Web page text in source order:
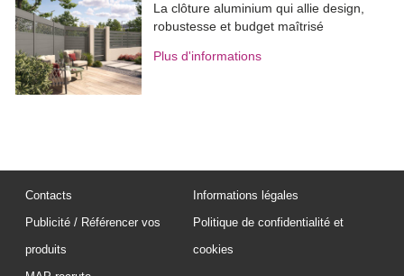
La clôture aluminium qui allie design,
robustesse et budget maîtrisé
Plus d'informations
Contacts
Publicité / Référencer vos
produits
Informations légales
Politique de confidentialité et
cookies